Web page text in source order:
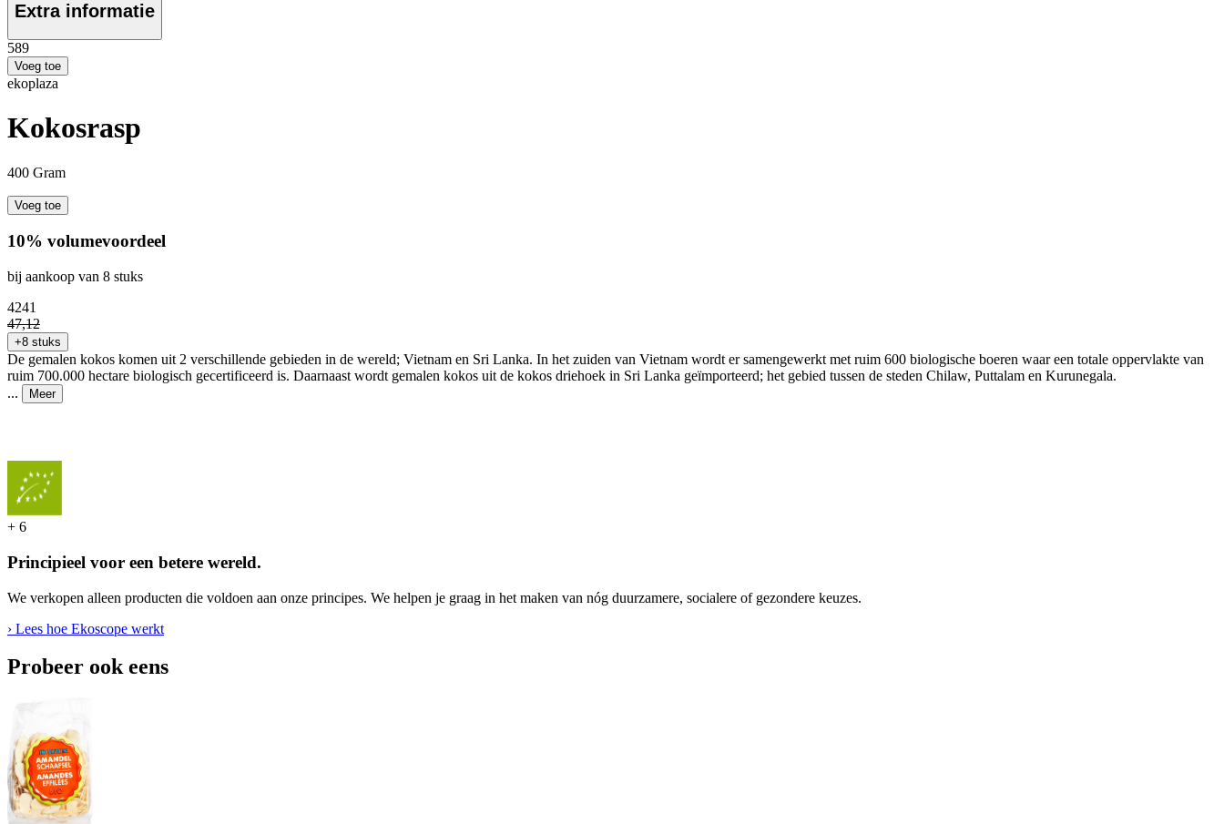
Extra informatie
589
Voeg toe
ekoplaza
Kokosrasp
400 Gram
Voeg toe
10% volumevoordeel
bij aankoop van 8 stuks
4241
47,12
+8 stuks
De gemalen kokos komen uit 2 verschillende gebieden in de wereld; Vietnam en Sri Lanka. In het zuiden van Vietnam wordt er samengewerkt met ruim 600 biologische boeren waar een totale oppervlakte van
ruim 700.000 hectare biologisch gecertificeerd is. Daarnaast wordt gemalen kokos uit de kokos driehoek in Sri Lanka geïmporteerd; het gebied tussen de steden Chilaw, Puttalam en Kurunegala.
...
Meer
+ 6
Principieel voor een betere wereld.
We verkopen alleen producten die voldoen aan onze principes. We helpen je graag in het maken van nóg duurzamere, socialere of gezondere keuzes.
› Lees hoe Ekoscope werkt
Probeer ook eens